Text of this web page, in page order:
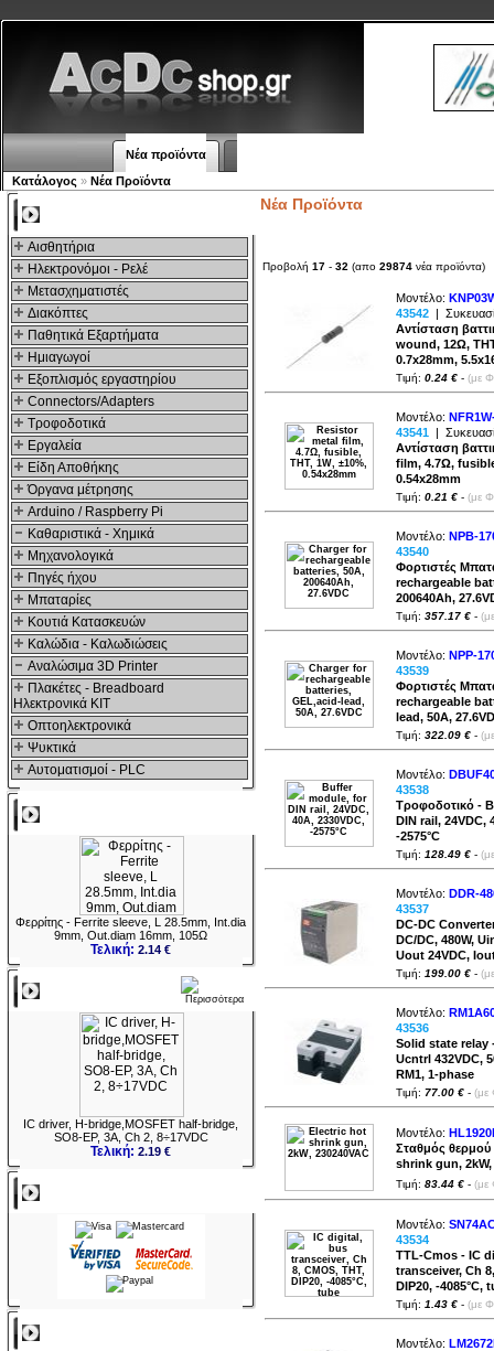
Νέα προϊόντα
Κατάλογος » Νέα Προϊόντα
Αισθητήρια
Ηλεκτρονόμοι - Ρελέ
Μετασχηματιστές
Διακόπτες
Παθητικά Εξαρτήματα
Hμιαγωγοί
Εξοπλισμός εργαστηρίου
Connectors/Adapters
Τροφοδοτικά
Εργαλεία
Είδη Αποθήκης
Όργανα μέτρησης
Arduino / Raspberry Pi
Καθαριστικά - Χημικά
Μηχανολογικά
Πηγές ήχου
Μπαταρίες
Κουτιά Κατασκευών
Καλώδια - Καλωδιώσεις
Αναλώσιμα 3D Printer
Πλακέτες - Breadboard
Ηλεκτρονικά ΚΙΤ
Οπτοηλεκτρονικά
Ψυκτικά
Αυτοματισμοί - PLC
Φερρίτης - Ferrite sleeve, L 28.5mm, Int.dia
9mm, Out.diam 16mm, 105Ω
Τελική:2.14 €
IC driver, H-bridge,MOSFET half-bridge,
SO8-EP, 3A, Ch 2, 8÷17VDC
Τελική:2.19 €
Νέα Προϊόντα
Προβολή 17 - 32 (απο 29874 νέα προϊόντα)
Μοντέλο:
43542 |
Αντίσταση
wound, 12Ω,
0.7x28mm,
Τιμή: 0.24 € - (με
Μοντέλο:
43541 |
Αντίσταση
film, 4.7Ω,
0.54x28mm
Τιμή: 0.21 € - (με
Μοντέλο: NPB-
43540
Φορτιστές
rechargeable
200640Ah,
Τιμή: 357.17 € -
Μοντέλο: NPP-
43539
Φορτιστές
rechargeable
lead, 50A,
Τιμή: 322.09 € -
Μοντέλο:
43538
Τροφοδοτικό -
DIN rail, 24VDC,
-2575°C
Τιμή: 128.49 € -
Μοντέλο: DDR-
43537
DC-DC
DC/DC, 480W,
Uout 24VDC,
Τιμή: 199.00 € -
Μοντέλο:
43536
Solid state relay
Ucntrl 432VDC,
RM1, 1-phase
Τιμή: 77.00 € - (με
Μοντέλο:
Σταθμός
shrink gun, 2kW,
Τιμή: 83.44 € - (με
Μοντέλο:
43534
TTL-Cmos - IC
transceiver, Ch
DIP20, -4085°C,
Τιμή: 1.43 € - (με
Μοντέλο: